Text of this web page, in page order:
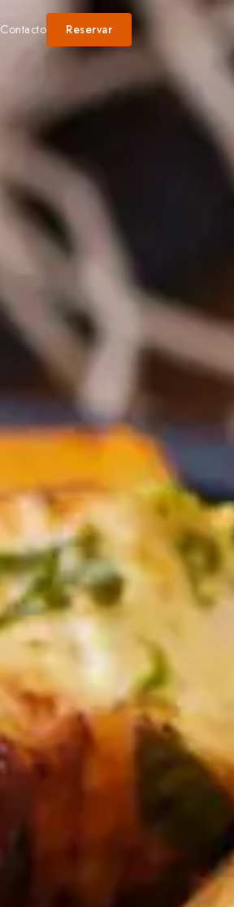
Contacto Reservar